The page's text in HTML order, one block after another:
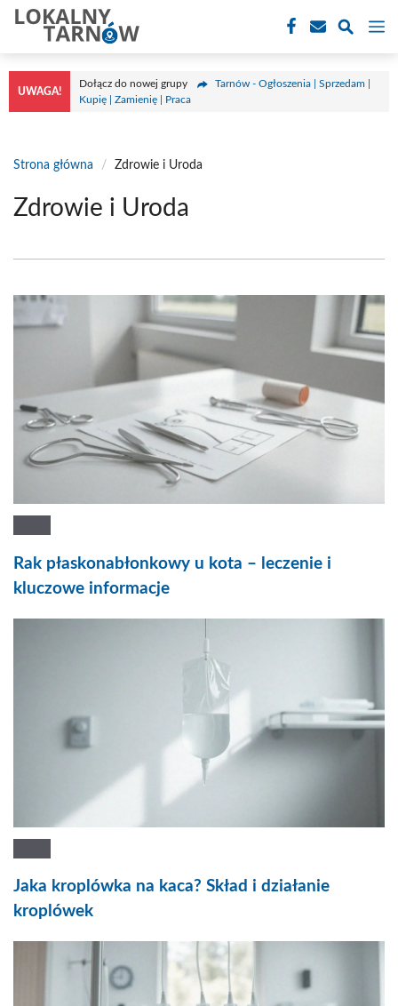
Przejdź
treści
UWAGA!
Dołącz do nowej grupy
Tarnów - Ogłoszenia | Sprzedam |
Kupię | Zamienię | Praca
Strona główna / Zdrowie i Uroda
Zdrowie i Uroda
Rak płaskonabłonkowy u kota – leczenie i
kluczowe informacje
Jaka kroplówka na kaca? Skład i działanie
kroplówek